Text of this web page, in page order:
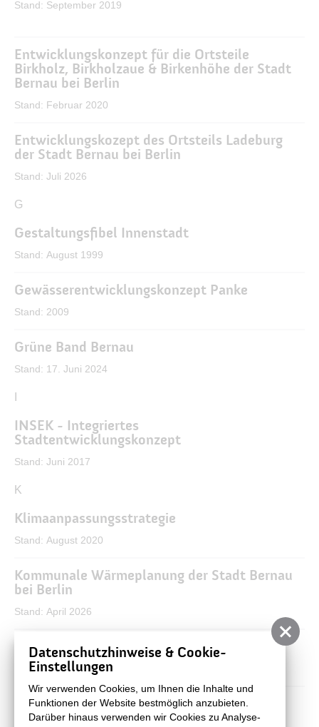
Stand: September 2019
Entwicklungskonzept für die Ortsteile
Birkholz, Birkholzaue & Birkenhöhe der Stadt
Bernau bei Berlin
Stand: Februar 2020
Entwicklungskozept des Ortsteils Ladeburg
der Stadt Bernau bei Berlin
Stand: Juli 2026
G
Gestaltungsfibel Innenstadt
Stand: August 1999
Gewässerentwicklungskonzept Panke
Stand: 2009
Grüne Band Bernau
Stand: 17. Juni 2024
INSEK - Integriertes
Stadtentwicklungskonzept
Stand: Juni 2017
K
Klimaanpassungsstrategie
Stand: August 2020
Kommunale Wärmeplanung der Stadt Bernau
bei Berlin
Stand: April 2026
Konzeption Panke-Park
Stand: September 2009
Kunst in Bernau
Datenschutzhinweise & Cookie-
Einstellungen
Wir verwenden Cookies, um Ihnen die Inhalte und
Funktionen der Website bestmöglich anzubieten.
Darüber hinaus verwenden wir Cookies zu Analyse-